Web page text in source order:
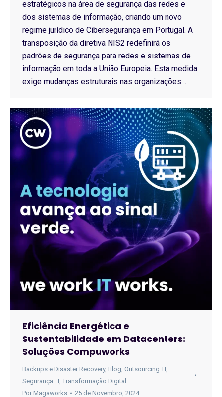
estratégicos na área de segurança das redes e
dos sistemas de informação, criando um novo
regime jurídico de Cibersegurança em Portugal. A
transposição da diretiva NIS2 redefinirá os
padrões de segurança para redes e sistemas de
informação em toda a União Europeia. Esta medida
exige mudanças estruturais nas organizações…
Eficiência Energética e
Sustentabilidade em Datacenters:
Soluções Compuworks
Backups e Disaster Recovery, Blog, Outsourcing TI,
Segurança TI, Transformação Digital
Por Magaworks 25 de Novembro, 2024